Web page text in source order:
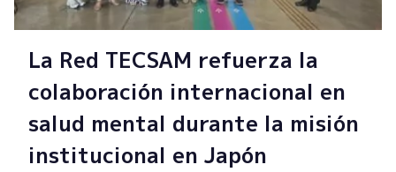
La Red TECSAM refuerza la
colaboración internacional en
salud mental durante la misión
institucional en Japón